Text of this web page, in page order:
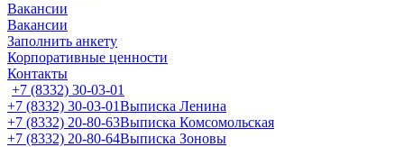
Вакансии
Вакансии
Заполнить анкету
Корпоративные ценности
Контакты
+7 (8332) 30-03-01
+7 (8332) 30-03-01Выписка Ленина
+7 (8332) 20-80-63Выписка Комсомольская
+7 (8332) 20-80-64Выписка Зоновы